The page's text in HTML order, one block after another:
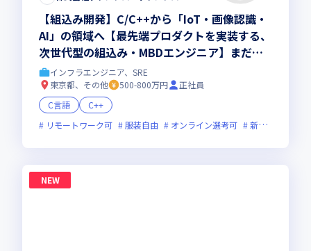
【組込み開発】C/C++から「IoT・画像認識・
AI」の領域へ【最先端プロダクトを実装する、
次世代型の組込み・MBDエンジニア】まだ世
に出ていない次世代プロダクト開発◆最先端の
研修200講座以上
インフラエンジニア、SRE
東京都、その他
500-800万円
正社員
C言語
C++
リモートワーク可
服装自由 オンライン選考可 新技術に積極的
NEW